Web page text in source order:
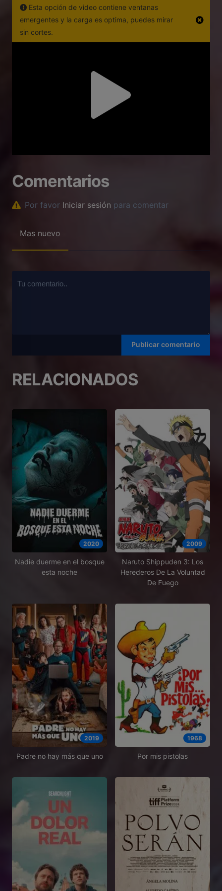
Esta opción de video contiene ventanas
emergentes y la carga es optima, puedes mirar
sin cortes.
Comentarios
Por favor Iniciar sesión para comentar
Mas nuevo
RELACIONADOS
2020
Nadie duerme en el bosque
esta noche
2009
Naruto Shippuden 3: Los
Herederos De La Voluntad
De Fuego
2019
Padre no hay más que uno
1968
Por mis pistolas